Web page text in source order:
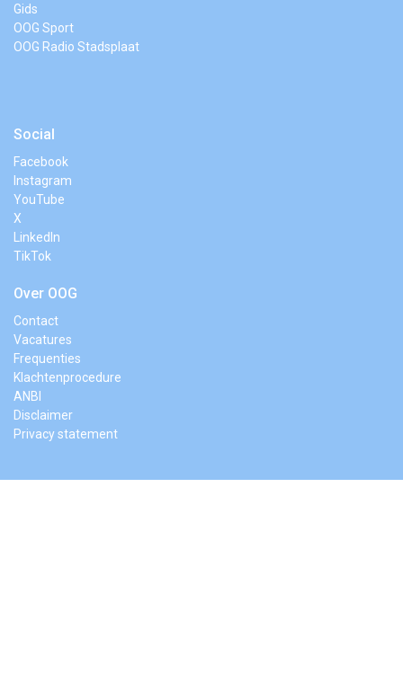
Gids
OOG Sport
OOG Radio Stadsplaat
Social
Facebook
Instagram
YouTube
X
LinkedIn
TikTok
Over OOG
Contact
Vacatures
Frequenties
Klachtenprocedure
ANBI
Disclaimer
Privacy statement